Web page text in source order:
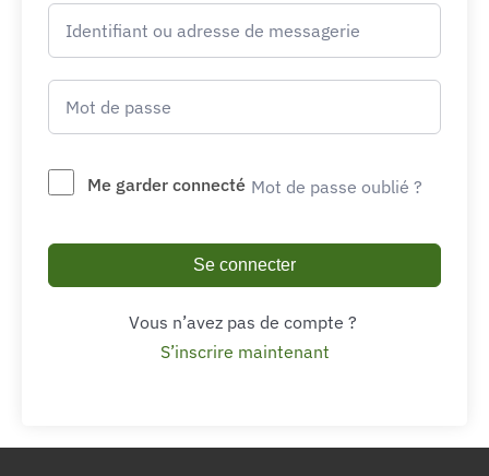
Me garder connecté Mot de passe oublié ?
Se connecter
Vous n’avez pas de compte ?
S’inscrire maintenant